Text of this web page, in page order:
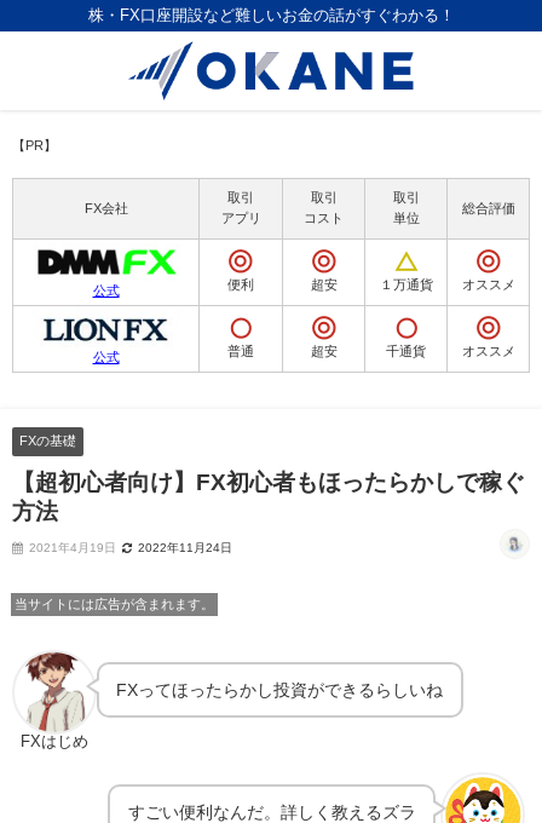
株・FX口座開設など難しいお金の話がすぐわかる！
【PR】
FX会社
取引
アプリ
取引
コスト
取引
単位
総合評価
公式 便利 超安 １万通貨 オススメ
公式 普通 超安 千通貨 オススメ
FXの基礎
【超初心者向け】FX初心者もほったらかしで稼ぐ
方法
2021年4月19日 2022年11月24日
当サイトには広告が含まれます。
FXはじめ
FXってほったらかし投資ができるらしいね
すごい便利なんだ。詳しく教えるズラ